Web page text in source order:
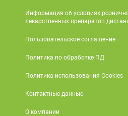
Информация об условиях
лекарственных препаратов
Пользовательское соглашение
Политика по обработке ПД
Политика использования Cookies
Контактные данные
О компании